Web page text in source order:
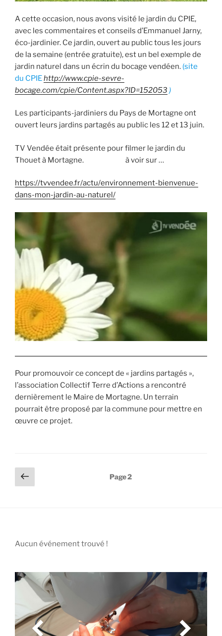
A cette occasion, nous avons visité le jardin du CPIE,
avec les commentaires et conseils d’Emmanuel Jarny,
éco-jardinier. Ce jardin, ouvert au public tous les jours
de la semaine (entrée gratuite), est un bel exemple de
jardin naturel dans un écrin du bocage vendéen. (site
du CPIEhttp://www.cpie-sevre-
bocage.com/cpie/Content.aspx?ID=152053 )
Les participants-jardiniers du Pays de Mortagne ont
ouvert leurs jardins partagés au public les 12 et 13 juin.
TV Vendée était présente pour filmer le jardin du
Thouet à Mortagne. à voir sur …
https://tvvendee.fr/actu/environnement-bienvenue-
dans-mon-jardin-au-naturel/
Pour promouvoir ce concept de « jardins partagés »,
l’association Collectif Terre d’Actions a rencontré
dernièrement le Maire de Mortagne. Un terrain
pourrait être proposé par la commune pour mettre en
œuvre ce projet.
Pagination
des
Page
précédente
Page2
Aucun événement trouvé !